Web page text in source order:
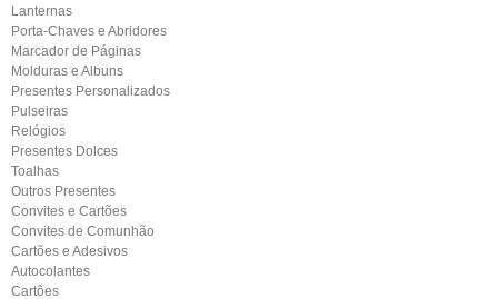
Lanternas
Porta-Chaves e Abridores
Marcador de Páginas
Molduras e Albuns
Presentes Personalizados
Pulseiras
Relógios
Presentes Dolces
Toalhas
Outros Presentes
Convites e Cartões
Convites de Comunhão
Cartões e Adesivos
Autocolantes
Cartões